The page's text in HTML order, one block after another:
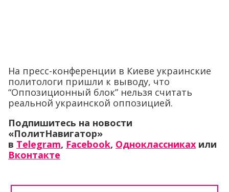
На пресс-конференции в Киеве украинские
политологи пришли к выводу, что
“Оппозиционный блок” нельзя считать
реальной украинской оппозицией.
Подпишитесь на новости
«ПолитНавигатор»
в Telegram, Facebook, Одноклассниках или
Вконтакте